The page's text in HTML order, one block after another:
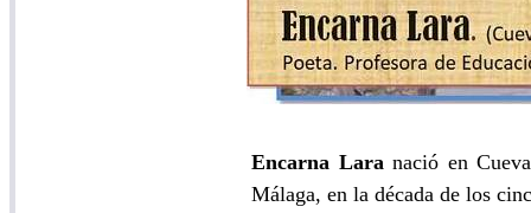
Encarna Laranació en
Málaga, en la década de los